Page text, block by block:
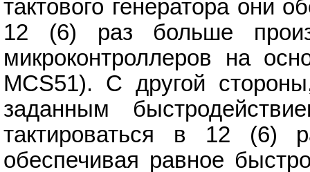
тактового генератора они
12 (6) раз больше
микроконтроллеров на
MCS51). С другой
заданным
тактироваться в 12 (6)
обеспечивая равное